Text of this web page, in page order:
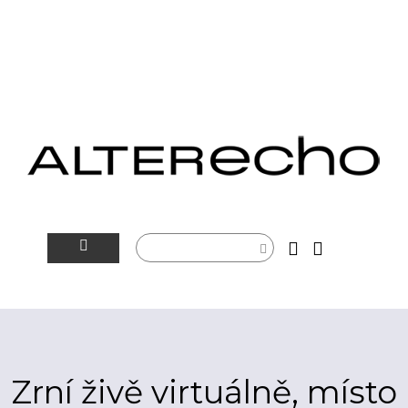
ARTEIN
ROZHOVORY
Zrní živě virtuálně, místo